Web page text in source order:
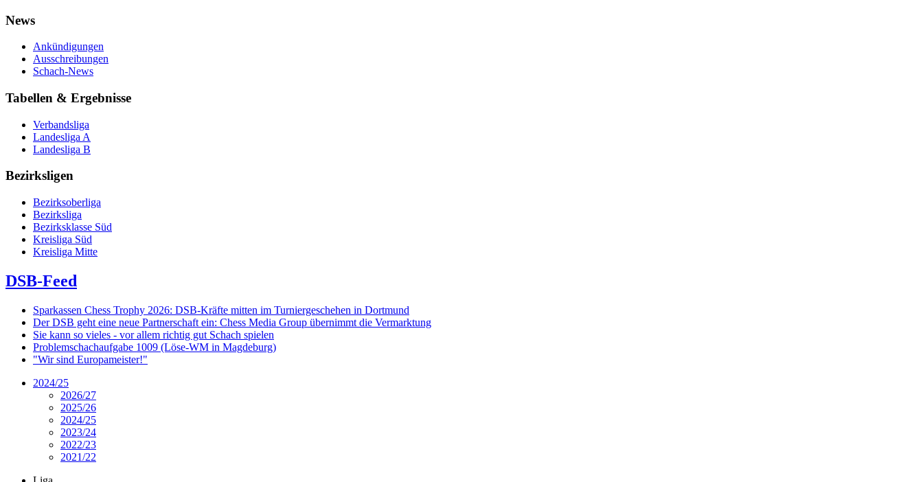
News
Ankündigungen
Ausschreibungen
Schach-News
Tabellen & Ergebnisse
Verbandsliga
Landesliga A
Landesliga B
Bezirksligen
Bezirksoberliga
Bezirksliga
Bezirksklasse Süd
Kreisliga Süd
Kreisliga Mitte
DSB-Feed
Sparkassen Chess Trophy 2026: DSB-Kräfte mitten im Turniergeschehen in Dortmund
Der DSB geht eine neue Partnerschaft ein: Chess Media Group übernimmt die Vermarktung
Sie kann so vieles - vor allem richtig gut Schach spielen
Problemschachaufgabe 1009 (Löse-WM in Magdeburg)
"Wir sind Europameister!"
2024/25
2026/27
2025/26
2024/25
2023/24
2022/23
2021/22